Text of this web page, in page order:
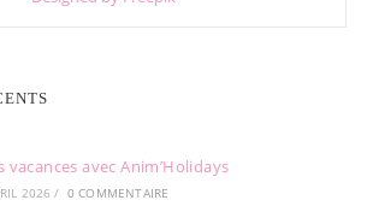
vacances avec Anim’Holidays
2026 / 0 COMMENTAIRE